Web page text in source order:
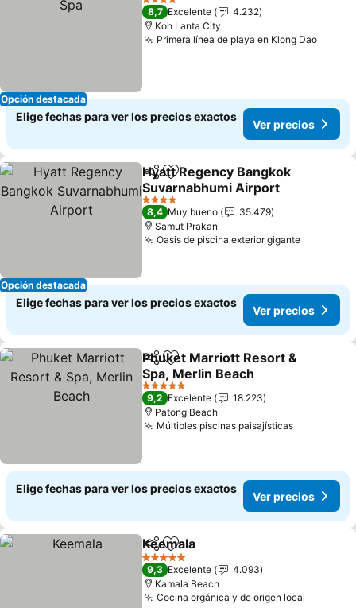
Opción destacada
4 Estrellas
8,7 Excelente
4.232
Koh Lanta City
Primera línea de playa en Klong DaoVer
Elige fechas para ver los precios exactos
Ver precios
Opción destacada
CompartirAgregar a favoritos
Hyatt Regency Bangkok
Suvarnabhumi Airport
Ver precios
4 Estrellas
8,4 Muy bueno
35.479
Samut Prakan
Oasis de piscina exterior giganteVer
Elige fechas para ver los precios exactos
Ver precios
CompartirAgregar a favoritos
Phuket Marriott Resort &
Spa, Merlin Beach
Ver precios
5 Estrellas
9,2 Excelente
18.223
Patong Beach
Múltiples piscinas paisajísticasVer
Elige fechas para ver los precios exactos
Ver precios
CompartirAgregar a favoritos
Keemala
5 Estrellas
9,3 Excelente
4.093
Kamala Beach
Cocina orgánica y de origen local